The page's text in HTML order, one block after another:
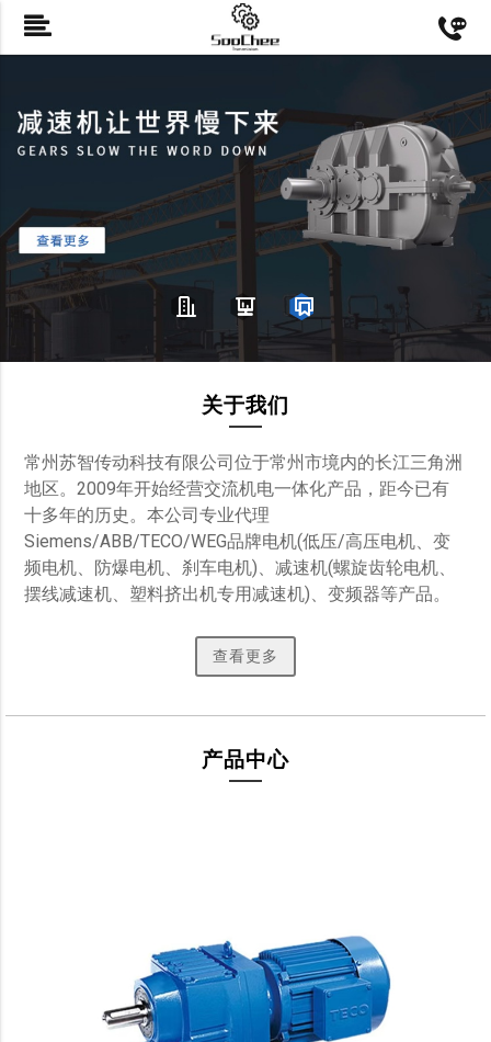
关于我们
常州苏智传动科技有限公司位于常州市境内的长江三角洲
地区。2009年开始经营交流机电一体化产品，距今已有
十多年的历史。本公司专业代理
Siemens/ABB/TECO/WEG品牌电机(低压/高压电机、变
频电机、防爆电机、刹车电机)、减速机(螺旋齿轮电机、
摆线减速机、塑料挤出机专用减速机)、变频器等产品。
查看更多
产品中心